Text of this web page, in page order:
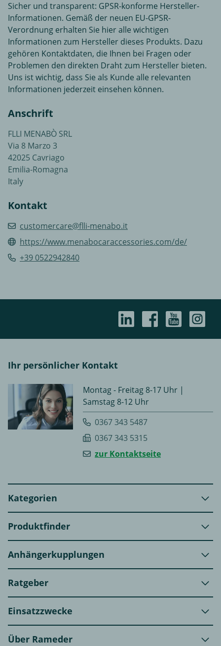
Sicher und transparent: GPSR-konforme Hersteller-
Informationen. Gemäß der neuen EU-GPSR-
Verordnung erhalten Sie hier alle wichtigen
Informationen zum Hersteller dieses Produkts. Dazu
gehören Kontaktdaten, die Ihnen bei Fragen oder
Problemen den direkten Draht zum Hersteller bieten.
Uns ist wichtig, dass Sie als Kunde alle relevanten
Informationen jederzeit einsehen können.
Anschrift
FLLI MENABÒ SRL
Via 8 Marzo 3
42025 Cavriago
Emilia-Romagna
Italy
Kontakt
customercare@flli-menabo.it
https://www.menabocaraccessories.com/de/
+39 0522942840
Ihr persönlicher Kontakt
Montag - Freitag 8-17 Uhr |
Samstag 8-12 Uhr
0367 343 5487
0367 343 5315
zur Kontaktseite
Kategorien
Produktfinder
Anhängerkupplungen
Ratgeber
Einsatzzwecke
Über Rameder